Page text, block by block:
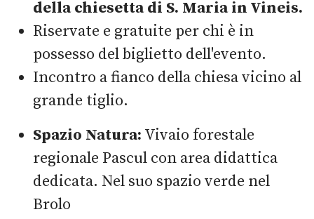
della chiesetta di S. Maria in Vineis.
Riservate e gratuite per chi è in
possesso del biglietto dell'evento.
Incontro a fianco della chiesa vicino al
grande tiglio.
Spazio Natura: Vivaio forestale
regionale Pascul con area didattica
dedicata. Nel suo spazio verde nel
Brolo